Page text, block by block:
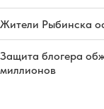
Жители Рыбинска
Защита блогера
миллионов